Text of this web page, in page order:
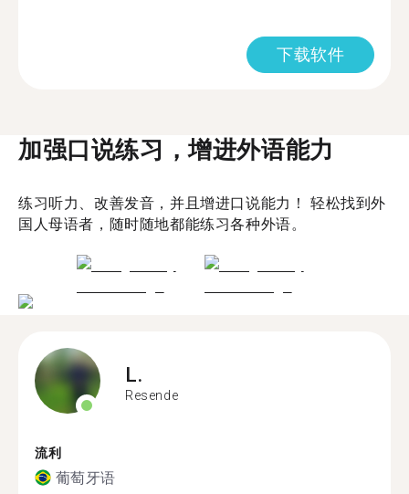
下载软件
加强口说练习，增进外语能力
练习听力、改善发音，并且增进口说能力！ 轻松找到外
国人母语者，随时随地都能练习各种外语。
L.
Resende
流利
葡萄牙语